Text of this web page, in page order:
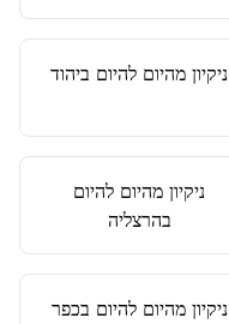
ניקיון מהיום להיום ביהוד
ניקיון מהיום להיום
בהרצליה
ניקיון מהיום להיום בכפר